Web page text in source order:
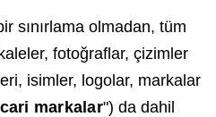
sınırlama olmadan, tüm
fotoğraflar, çizimler
isimler, logolar, markalar
markalar") da dahil